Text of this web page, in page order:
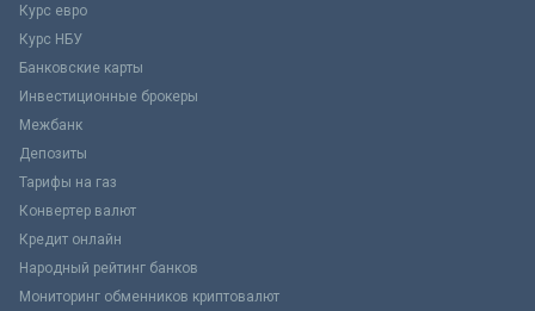
Курс евро
Курс НБУ
Банковские карты
Инвестиционные брокеры
Межбанк
Депозиты
Тарифы на газ
Конвертер валют
Кредит онлайн
Народный рейтинг банков
Мониторинг обменников криптовалют